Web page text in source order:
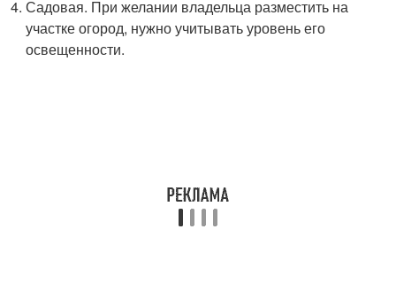
Садовая. При желании владельца разместить на
участке огород, нужно учитывать уровень его
освещенности.